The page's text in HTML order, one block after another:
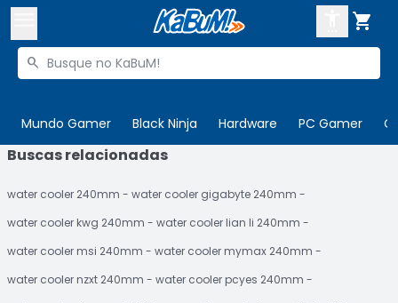

Buscar produtos

Mundo Gamer Black Ninja Hardware PC Gamer

 Departamentos
Cupons
 Mais Vendidos
ENTRE
CADASTRE-SE
Buscas relacionadas
water cooler 240mm
water cooler gigabyte 240mm
water cooler kwg 240mm
water cooler lian li 240mm
water cooler msi 240mm
water cooler mymax 240mm
water cooler nzxt 240mm
water cooler pcyes 240mm